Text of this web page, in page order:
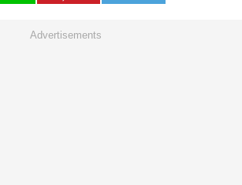
Advertisements